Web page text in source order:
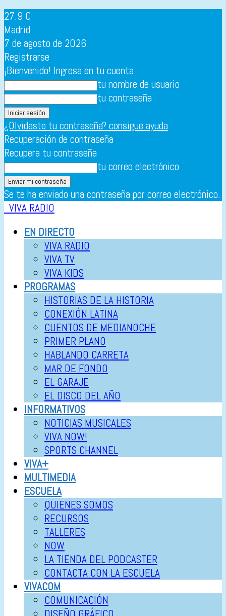
27.9 C
Madrid
7 de agosto de 2026
Registrarse
¡Bienvenido! Ingresa en tu cuenta
tu nombre de usuario
tu contraseña
¿Olvidaste tu contraseña? consigue ayuda
Recuperación de contraseña
Recupera tu contraseña
tu correo electrónico
Se te ha enviado una contraseña por correo electrónico.
VIVA RADIO
EN DIRECTO
VIVA RADIO
VIVA TV
VIVA KIDS
PROGRAMAS
HISTORIAS DE LA HISTORIA
CONEXIÓN LATINA
CUENTOS DE MEDIANOCHE
PRIMER PLANO
HABLANDO CARRETA
MAR DE FONDO
EL GARAJE
EL DISCO DEL AÑO
INFORMATIVOS
NOTICIAS MUSICALES
VIVA NOW!
SPORTS CHANNEL
VIVA+
MULTIMEDIA
ESCUELA
QUIENES SOMOS
RECURSOS
TALLERES
NOW
LA TIENDA DEL PODCASTER
CONTACTA CON LA ESCUELA
VIVACOM
COMUNICACIÓN